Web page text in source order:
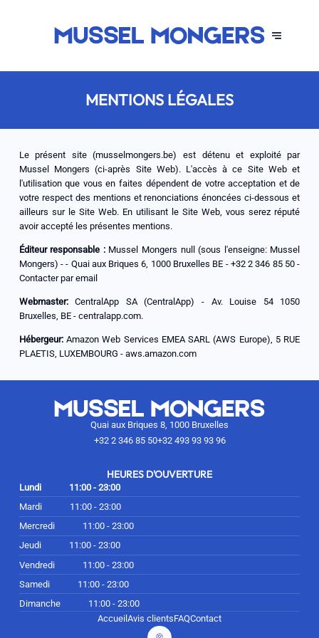
MENTIONS LÉGALES
Le présent site (musselmongers.be) est détenu et exploité par
Mussel Mongers (ci-après Site Web). L'accès à ce Site Web et
l'utilisation que vous en faites dépendent de votre acceptation et de
votre respect des mentions et renonciations énoncées ci-dessous et
ailleurs sur le Site Web. En utilisant le Site Web, vous serez réputé
avoir accepté les présentes mentions.
Éditeur responsable :Mussel Mongers null (sous l'enseigne: Mussel
Mongers) - - Quai aux Briques 6, 1000 Bruxelles BE - +32 2 346 85 50 -
Contacter par email
Webmaster:CentralApp SA (CentralApp) - Av. Louise 54 1050
Bruxelles, BE - centralapp.com.
Hébergeur:Amazon Web Services EMEA SARL (AWS Europe), 5 RUE
PLAETIS, LUXEMBOURG - aws.amazon.com
Quai aux Briques 8, 1000 Bruxelles
+32 2 346 85 50+32 493 93 93 96
HEURES D'OUVERTURE
Lundi
11:00 - 23:00
Mardi
11:00 - 23:00
Mercredi
11:00 - 23:00
Jeudi
11:00 - 23:00
Vendredi
11:00 - 23:00
Samedi
11:00 - 23:00
Dimanche
11:00 - 23:00
Accueil Avis clientsFAQContact